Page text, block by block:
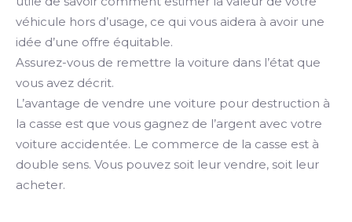
véhicule hors d’usage, ce qui vous aidera à avoir une
idée d’une offre équitable.
Assurez-vous de remettre la voiture dans l’état que
vous avez décrit.
L’avantage de vendre une voiture pour destruction à
la casse est que vous gagnez de l’argent avec votre
voiture accidentée. Le commerce de la casse est à
double sens. Vous pouvez soit leur vendre, soit leur
acheter.